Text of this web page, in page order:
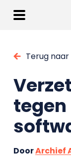
Terug
tegen
DoorArchief